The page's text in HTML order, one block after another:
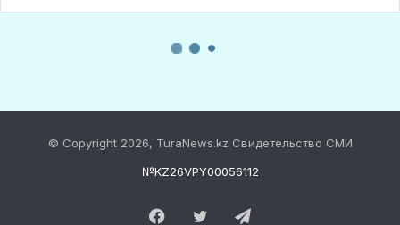
© Copyright 2026, TuraNews.kz Свидетельство СМИ
№KZ26VPY00056112
Facebook
Twitter